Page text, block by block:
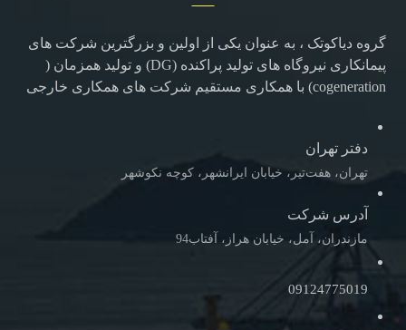
گروه دیاکوتک ، به عنوان یکی از اولین و بزرگترین شرکت های
پیمانکاری نیروگاه های تولید پراکنده (DG) و تولید همزمان (
cogeneration) با همکاری مستقیم شرکت های همکاری خارجی
دفتر تهران
تهران، هفت‌تیر، خیابان ایرانشهر، کوچه نکوشهر
آدرس شرکت
مازندران، آمل، خیابان هراز، آفتاب94
09124775019